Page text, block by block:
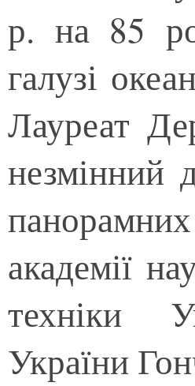
р. на 85
галузі
Лауреат
незмінний
академії
техніки
України